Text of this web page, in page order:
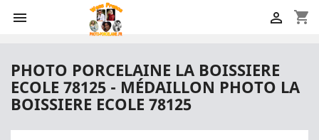
 shopping_cart

PHOTO PORCELAINE LA BOISSIERE
ECOLE 78125 - MÉDAILLON PHOTO LA
BOISSIERE ECOLE 78125